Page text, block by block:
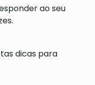
ao seu
dicas para